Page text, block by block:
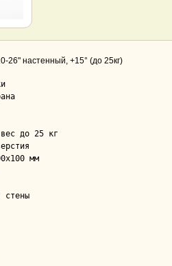
26" настенный, +15° (до 25кг)
стены